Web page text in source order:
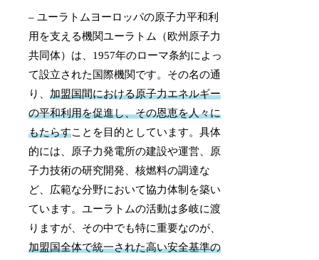
– ユーラトムヨーロッパの原子力平和利
用を支える機関ユーラトム（欧州原子力
共同体）は、1957年のローマ条約によっ
て設立された国際機関です。その名の通
り、加盟国間における原子力エネルギー
の平和利用を促進し、その恩恵を人々に
もたらすことを目的としています。具体
的には、原子力発電所の建設や運営、原
子力技術の研究開発、核燃料の調達な
ど、広範な分野において協力体制を築い
ています。ユーラトムの活動は多岐に渡
りますが、その中でも特に重要なのが、
加盟国全体で統一された高い安全基準の